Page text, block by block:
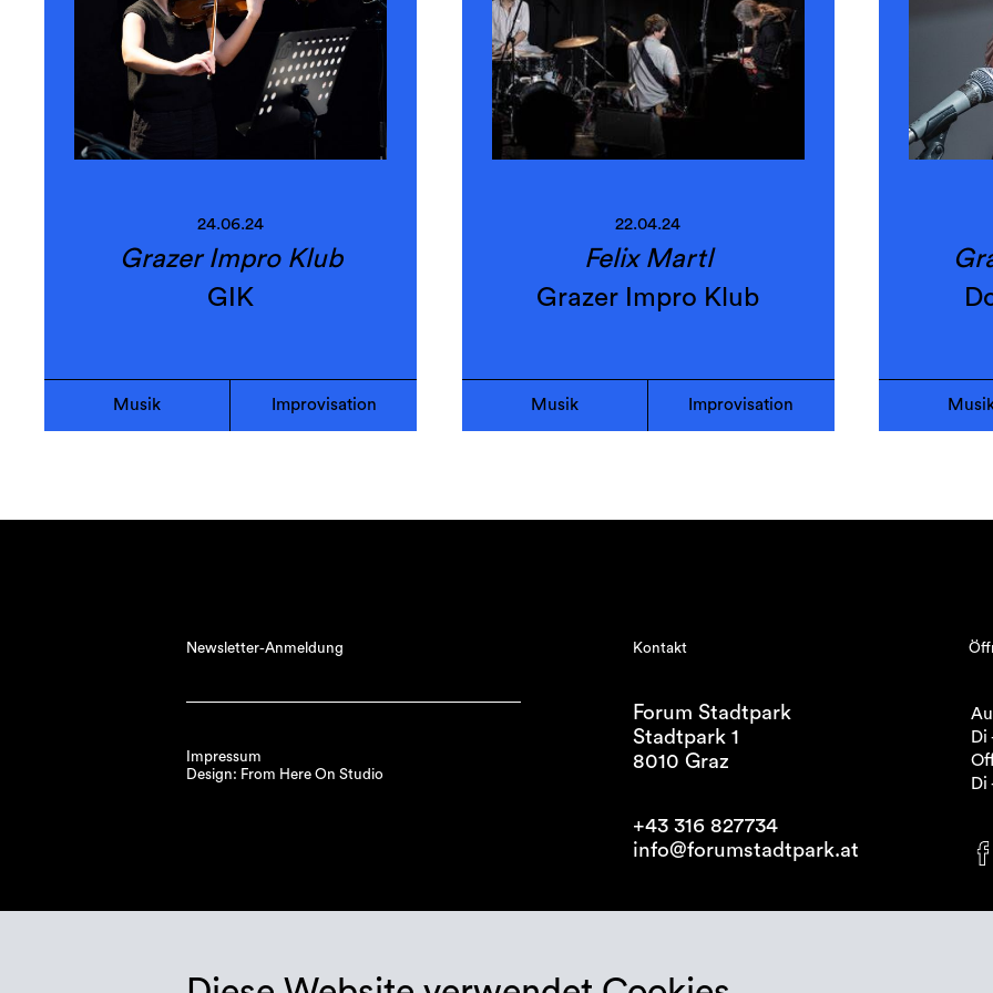
24.06.24
Grazer Impro Klub
GIK
Musik Improvisation
22.04.24
Felix Martl
Grazer Impro Klub
Musik Improvisation
Newsletter-Anmeldung
Impressum
Design: From Here On Studio
Kontakt
Forum Stadtpark
Stadtpark 1
8010 Graz
+43 316 827734
info@forumstadtpark.at
Di
Di